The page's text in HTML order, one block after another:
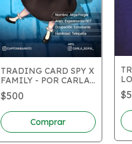
TRADING CARD SPY X
FAMILY - POR CARLA
SOFIA
$500
Comprar